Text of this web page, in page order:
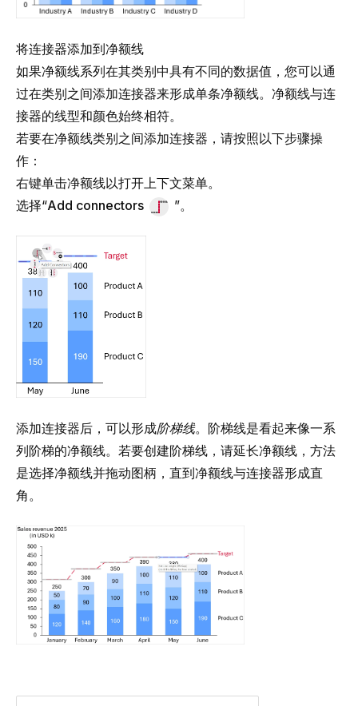
将连接器添加到净额线
如果净额线系列在其类别中具有不同的数据值，您可以通
过在类别之间添加连接器来形成单条净额线。净额线与连
接器的线型和颜色始终相符。
若要在净额线类别之间添加连接器，请按照以下步骤操
作：
右键单击净额线以打开上下文菜单。
选择“Add connectors ”。
添加连接器后，可以形成阶梯线。阶梯线是看起来像一系
列阶梯的净额线。若要创建阶梯线，请延长净额线，方法
是选择净额线并拖动图柄，直到净额线与连接器形成直
角。